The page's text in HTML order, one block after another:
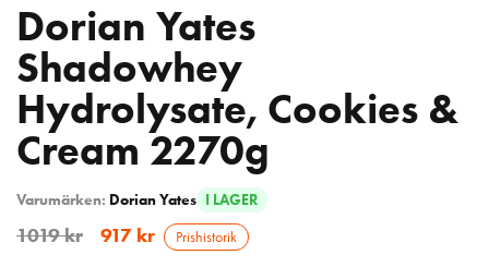
Dorian Yates
Shadowhey
Hydrolysate, Cookies &
Cream 2270g
Varumärken: Dorian Yates I LAGER
1019kr 917 kr Prishistorik